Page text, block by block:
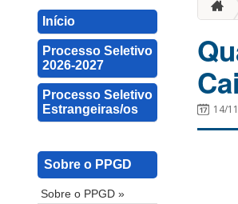
Início
Processo Seletivo
2026-2027
Processo Seletivo
Estrangeiras/os
Sobre o PPGD
Sobre o PPGD »
14/